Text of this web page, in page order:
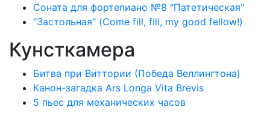
Соната для фортепиано №8 "Патетическая"
"Застольная" (Come fill, fill, my good fellow!)
Кунсткамера
Битва при Виттории (Победа Веллингтона)
Канон-загадка Ars Longa Vita Brevis
5 пьес для механических часов